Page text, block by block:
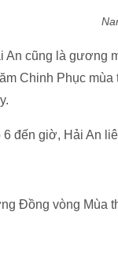
An cũng là gương
Chinh Phục
đến giờ, Hải An
Đồng vòng Mùa